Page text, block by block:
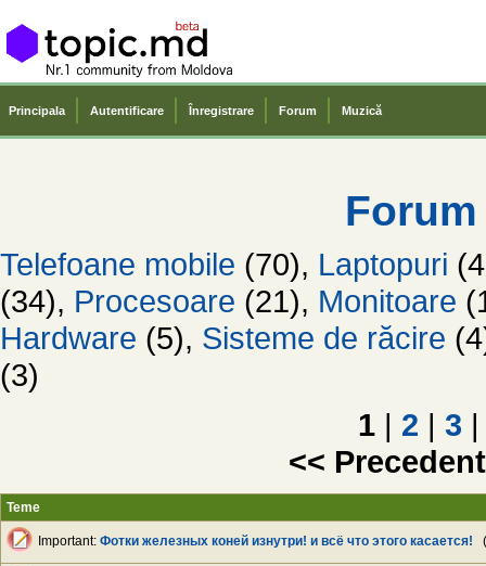
Principala Autentificare Înregistrare Forum Muzică
Forum
Telefoane mobile (70), Laptopuri
(34), Procesoare (21), Monitoare
Hardware (5), Sisteme de răcire
(3)
1 | 2 | 3 |
<<
Teme
Important: Фотки железных коней изнутри! и всё что этого касается! (